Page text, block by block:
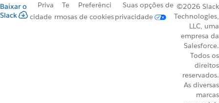
Baixar o
Slack
Priva
cidade
Te
rmos
Preferênci
as de cookies
Suas opções de
privacidade
©2026 Slack
Technologies,
LLC, uma
empresa da
Salesforce.
Todos os
direitos
reservados.
As diversas
marcas